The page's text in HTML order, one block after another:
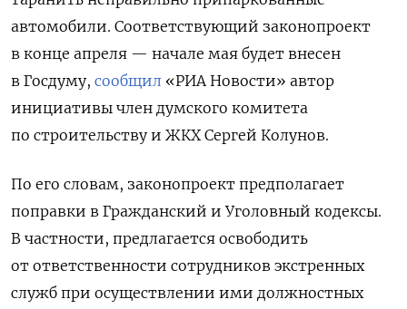
автомобили. Соответствующий законопроект
в конце апреля — начале мая будет внесен
в Госдуму, сообщил «РИА Новости» автор
инициативы член думского комитета
по строительству и ЖКХ Сергей Колунов.
По его словам, законопроект предполагает
поправки в Гражданский и Уголовный кодексы.
В частности, предлагается освободить
от ответственности сотрудников экстренных
служб при осуществлении ими должностных